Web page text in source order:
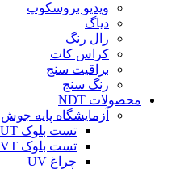
ویدیو بروسکوپ
دیاگ
رال رنگ
کراس کات
براقیت سنج
رنگ سنج
محصولات NDT
آزمایشگاه پایه جوش
تست بلوک UT
تست بلوک VT
چراغ UV